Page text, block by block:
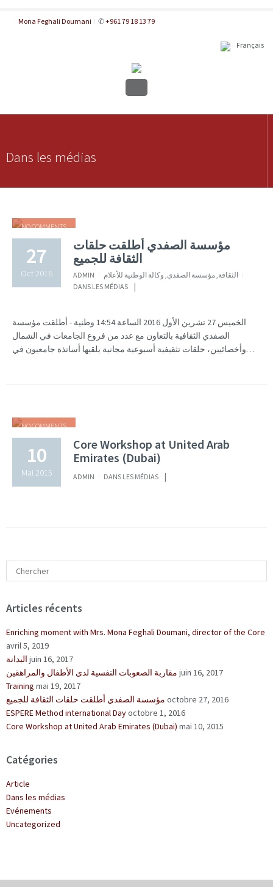
Mona Feghali Doumani ✆+961 79 18 13 79
Français
Dans les médias
NO COMMENTS
27
Oct 2016
مؤسسة الصفدي أطلقت حلقات
الثقافة للجميع
ADMIN الثقافة,مؤسسة الصفدي, وكالة الوطنية للأعلام
DANS LES MÉDIAS
الخميس 27 تشرين الأول 2016 الساعة 14:54 وطنية - أطلقت مؤسسة
الصفدي الثقافية بالتعاون مع عدد من فروع الجامعات في الشمال
وأخصائيين، حلقات تثقيفية أسبوعية مجانية يلقيها أساتذة جامعيون في…
NO COMMENTS
10
Mai 2015
Core Workshop at United Arab
Emirates (Dubai)
ADMIN DANS LES MÉDIAS
Articles récents
Enriching moment with Mrs. Mona Feghali Doumani, director of the Core
avril 5, 2019
البدانة juin 16, 2017
مقاربة الصعوبات النفسية لدى الأطفال والمراهقين juin 16, 2017
Training mai 19, 2017
مؤسسة الصفدي أطلقت حلقات الثقافة للجميع octobre 27, 2016
ESPERE Method international Dayoctobre 1, 2016
Core Workshop at United Arab Emirates (Dubai) mai 10, 2015
Catégories
Article
Dans les médias
Evénements
Uncategorized